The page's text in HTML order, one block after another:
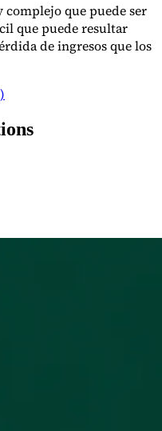
complejo que puede ser
que puede resultar
de ingresos que los